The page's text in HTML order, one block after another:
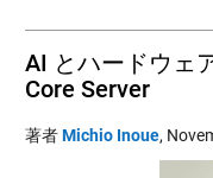
AI とハードウェ
Core Server
著者Michio Inoue,